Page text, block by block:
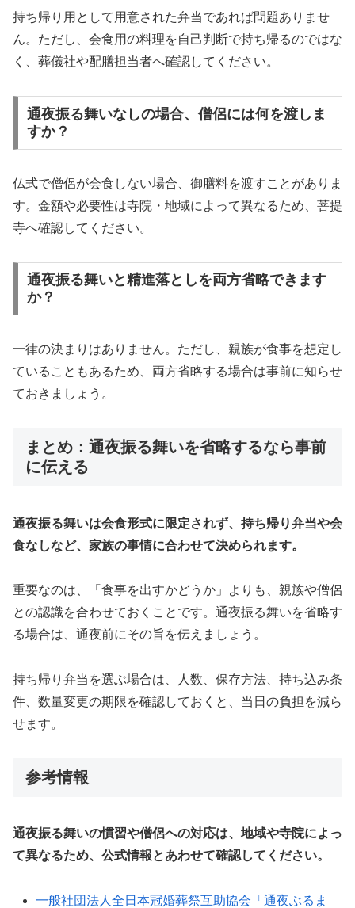
持ち帰り用として用意された弁当であれば問題ありませ
ん。ただし、会食用の料理を自己判断で持ち帰るのではな
く、葬儀社や配膳担当者へ確認してください。
通夜振る舞いなしの場合、僧侶には何を渡しま
すか？
仏式で僧侶が会食しない場合、御膳料を渡すことがありま
す。金額や必要性は寺院・地域によって異なるため、菩提
寺へ確認してください。
通夜振る舞いと精進落としを両方省略できます
か？
一律の決まりはありません。ただし、親族が食事を想定し
ていることもあるため、両方省略する場合は事前に知らせ
ておきましょう。
まとめ：通夜振る舞いを省略するなら事前
に伝える
通夜振る舞いは会食形式に限定されず、持ち帰り弁当や会
食なしなど、家族の事情に合わせて決められます。
重要なのは、「食事を出すかどうか」よりも、親族や僧侶
との認識を合わせておくことです。通夜振る舞いを省略す
る場合は、通夜前にその旨を伝えましょう。
持ち帰り弁当を選ぶ場合は、人数、保存方法、持ち込み条
件、数量変更の期限を確認しておくと、当日の負担を減ら
せます。
参考情報
通夜振る舞いの慣習や僧侶への対応は、地域や寺院によっ
て異なるため、公式情報とあわせて確認してください。
一般社団法人全日本冠婚葬祭互助協会「通夜ぶるま